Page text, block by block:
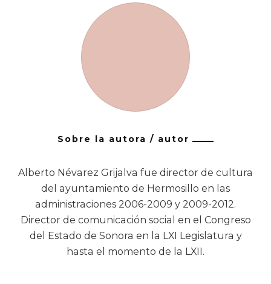
Sobre la autora / autor
Alberto Névarez Grijalva fue director de cultura
del ayuntamiento de Hermosillo en las
administraciones 2006-2009 y 2009-2012.
Director de comunicación social en el Congreso
del Estado de Sonora en la LXI Legislatura y
hasta el momento de la LXII.